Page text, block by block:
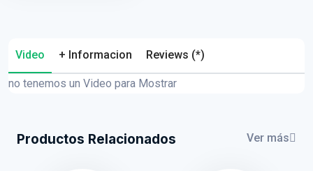
Video + Informacion Reviews (*)
no tenemos un Video para Mostrar
Productos Relacionados Ver más